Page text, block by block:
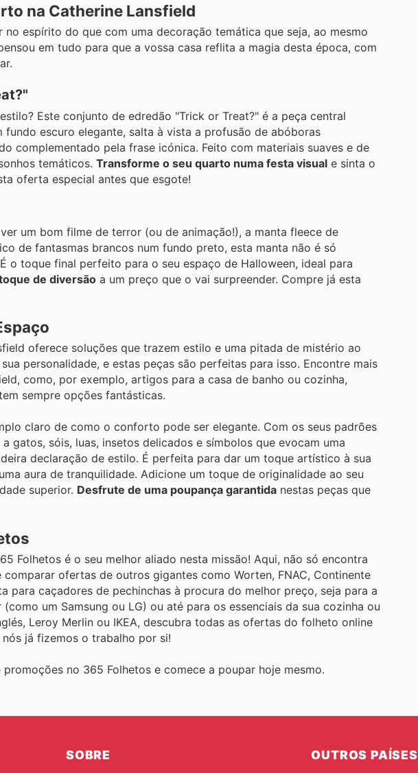
na Catherine Lansfield
espírito do que com uma decoração temática que seja, ao mesmo
em tudo para que a vossa casa reflita a magia desta época, com
Este conjunto de edredão "Trick or Treat?" é a peça central
escuro elegante, salta à vista a profusão de abóboras
complementado pela frase icónica. Feito com materiais suaves e de
temáticos. Transforme o seu quarto numa festa visual e sinta o
oferta especial antes que esgote!
um bom filme de terror (ou de animação!), a manta fleece de
de fantasmas brancos num fundo preto, esta manta não é só
o toque final perfeito para o seu espaço de Halloween, ideal para
de diversão a um preço que o vai surpreender. Compre já esta
oferece soluções que trazem estilo e uma pitada de mistério ao
personalidade, e estas peças são perfeitas para isso. Encontre mais
como, por exemplo, artigos para a casa de banho ou cozinha,
sempre opções fantásticas.
claro de como o conforto pode ser elegante. Com os seus padrões
gatos, sóis, luas, insetos delicados e símbolos que evocam uma
declaração de estilo. É perfeita para dar um toque artístico à sua
aura de tranquilidade. Adicione um toque de originalidade ao seu
superior. Desfrute de uma poupança garantida nestas peças que
Folhetos é o seu melhor aliado nesta missão! Aqui, não só encontra
ofertas de outros gigantes como Worten, FNAC, Continente
para caçadores de pechinchas à procura do melhor preço, seja para a
um Samsung ou LG) ou até para os essenciais da sua cozinha ou
Leroy Merlin ou IKEA, descubra todas as ofertas do folheto online
já fizemos o trabalho por si!
no 365 Folhetos e comece a poupar hoje mesmo.
SOBRE OUTROS PAÍSES